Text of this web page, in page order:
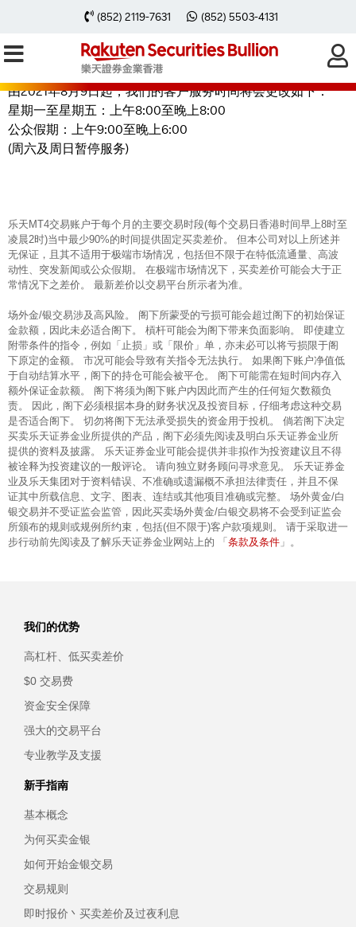
(852) 2119-7631 (852) 5503-4131
更新客户服务时间通知
由2021年8月9日起，我们的客户服务时间将会更改如下：
星期一至星期五：上午8:00至晚上8:00
公众假期：上午9:00至晚上6:00
(周六及周日暂停服务)
乐天MT4交易账户于每个月的主要交易时段(每个交易日香港时间早上8时至
凌晨2时)当中最少90%的时间提供固定买卖差价。 但本公司对以上所述并
无保证，且其不适用于极端市场情况，包括但不限于在特低流通量、高波
动性、突发新闻或公众假期。 在极端市场情况下，买卖差价可能会大于正
常情况下之差价。 最新差价以交易平台所示者为准。
场外金/银交易涉及高风险。 阁下所蒙受的亏损可能会超过阁下的初始保证
金款额，因此未必适合阁下。 槓杆可能会为阁下带来负面影响。 即使建立
附带条件的指令，例如「止损」或「限价」单，亦未必可以将亏损限于阁
下原定的金额。 市况可能会导致有关指令无法执行。 如果阁下账户净值低
于自动结算水平，阁下的持仓可能会被平仓。 阁下可能需在短时间内存入
额外保证金款额。 阁下将须为阁下账户内因此而产生的任何短欠数额负
责。 因此，阁下必须根据本身的财务状况及投资目标，仔细考虑这种交易
是否适合阁下。 切勿将阁下无法承受损失的资金用于投机。 倘若阁下决定
买卖乐天证券金业所提供的产品，阁下必须先阅读及明白乐天证券金业所
提供的资料及披露。 乐天证券金业可能会提供并非拟作为投资建议且不得
被诠释为投资建议的一般评论。 请向独立财务顾问寻求意见。 乐天证券金
业及乐天集团对于资料错误、不准确或遗漏概不承担法律责任，并且不保
证其中所载信息、文字、图表、连结或其他项目准确或完整。 场外黄金/白
银交易并不受证监会监管，因此买卖场外黄金/白银交易将不会受到证监会
所颁布的规则或规例所约束，包括(但不限于)客户款项规则。 请于采取进一
步行动前先阅读及了解乐天证券金业网站上的 「 条款及条件 」。
我们的优势
高杠杆、低买卖差价
$0 交易费
资金安全保障
强大的交易平台
专业教学及支援
新手指南
基本概念
为何买卖金银
如何开始金银交易
交易规则
即时报价丶买卖差价及过夜利息